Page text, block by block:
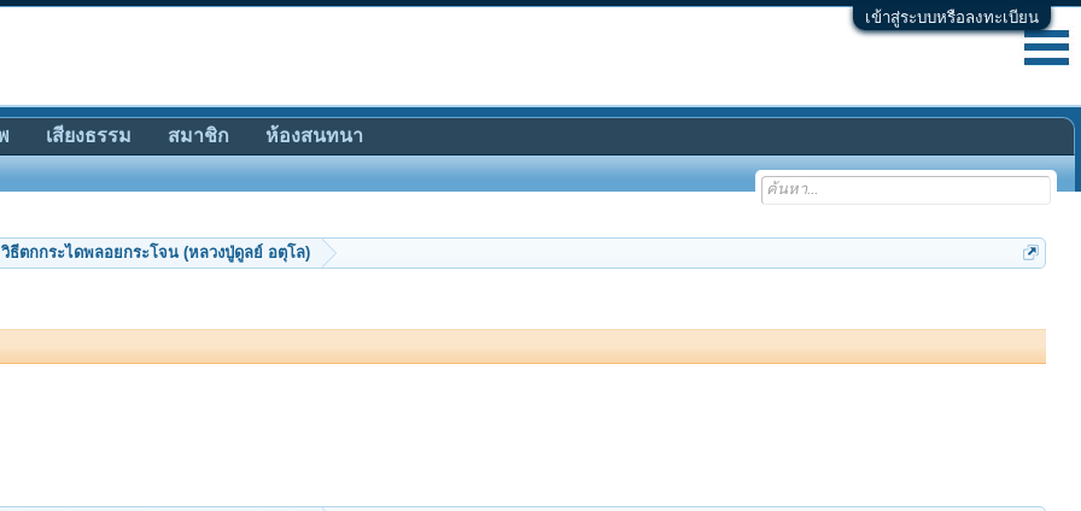
เข้าสู่ระบบหรือลงทะเบียน
วิธีตกกระไดพลอยกระโจน (หลวงปู่ดูลย์ อตุโล)
เสียงธรรม สมาชิก ห้องสนทนา